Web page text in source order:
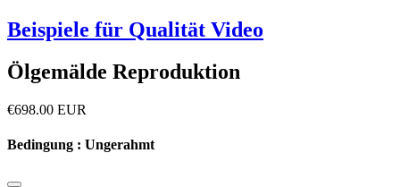
Beispiele für Qualität Video
Ölgemälde Reproduktion
€698.00 EUR
Bedingung : Ungerahmt